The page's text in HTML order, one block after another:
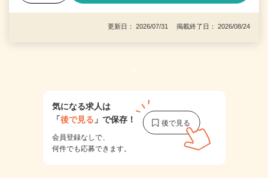
更新日： 2026/07/31 掲載終了日： 2026/08/24
1
気になる求人は
「後で見る 」で保存！
会員登録なしで、
何件でも応募できます。